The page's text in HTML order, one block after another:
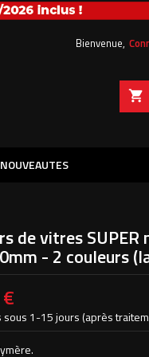
Bienvenue,
shopping_cart
NOUVEAUTES
de vitres SUPER
- 2 couleurs
sous 1-15 jours (après